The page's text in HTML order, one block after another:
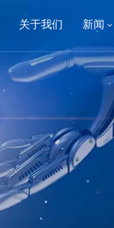
关于我们 新闻